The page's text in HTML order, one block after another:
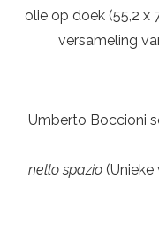
olie op doek (55,2 x
versameling
Umberto Boccioni
nello spazio(Unieke